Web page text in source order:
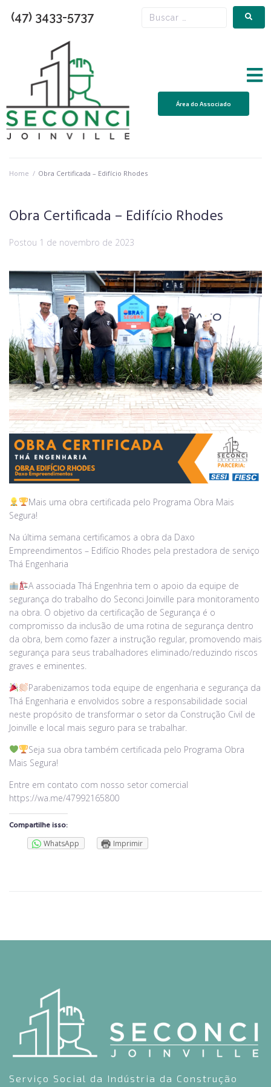
(47) 3433-5737
Área do Associado
Home / Obra Certificada – Edifício Rhodes
Obra Certificada – Edifício Rhodes
Postou 1 de novembro de 2023
Mais uma obra certificada pelo Programa Obra Mais
Segura!
Na última semana certificamos a obra da Daxo
Empreendimentos – Edifício Rhodes pela prestadora de serviço
Thá Engenharia
A associada Thá Engenhria tem o apoio da equipe de
segurança do trabalho do Seconci Joinville para monitoramento
na obra. O objetivo da certificação de Segurança é o
compromisso da inclusão de uma rotina de segurança dentro
da obra, bem como fazer a instrução regular, promovendo mais
segurança para seus trabalhadores eliminado/reduzindo riscos
graves e eminentes.
Parabenizamos toda equipe de engenharia e segurança da
Thá Engenharia e envolvidos sobre a responsabilidade social
neste propósito de transformar o setor da Construção Civil de
Joinville e local mais seguro para se trabalhar.
Seja sua obra também certificada pelo Programa Obra
Mais Segura!
Entre em contato com nosso setor comercial
https://wa.me/47992165800
Compartilhe isso:
WhatsApp Imprimir
Serviço Social da Indústria da Construção